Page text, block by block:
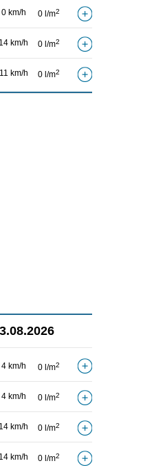
0 km/h 0 l/m2
14 km/h 0 l/m2
11 km/h 0 l/m2
4 km/h 0 l/m2
4 km/h 0 l/m2
14 km/h 0 l/m2
14 km/h 0 l/m2